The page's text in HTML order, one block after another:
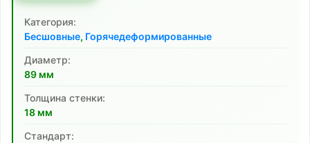
Категория:
Бесшовные, Горячедеформированные
Диаметр:
89 мм
Толщина стенки:
18 мм
Cтандарт: